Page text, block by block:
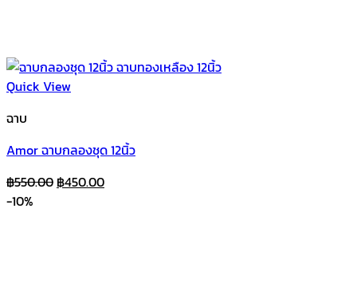
Quick View
ฉาบ
Amor ฉาบกลองชุด 12นิ้ว
฿550.00 Original
฿450.00Current
-10%